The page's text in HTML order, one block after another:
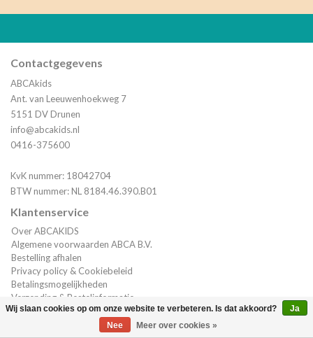
Contactgegevens
ABCAkids
Ant. van Leeuwenhoekweg 7
5151 DV Drunen
info@abcakids.nl
0416-375600
KvK nummer: 18042704
BTW nummer: NL 8184.46.390.B01
Klantenservice
Over ABCAKIDS
Algemene voorwaarden ABCA B.V.
Bestelling afhalen
Privacy policy & Cookiebeleid
Betalingsmogelijkheden
Verzending & Bestelinformatie
Klantenservice
Wij slaan cookies op om onze website te verbeteren. Is dat akkoord?
Ja
Nee
Meer over cookies »